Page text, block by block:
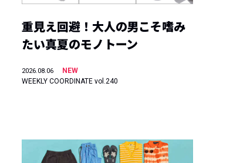
重見え回避！大人の男こそ嗜み
たい真夏のモノトーン
2026.08.06
NEW
WEEKLY COORDINATE vol.240